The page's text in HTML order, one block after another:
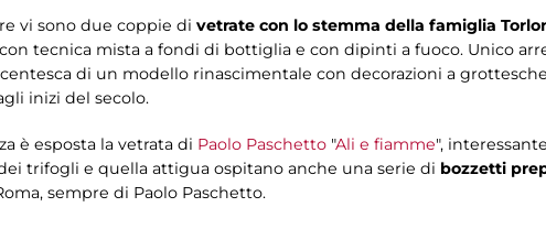
vi sono due coppie di vetrate con lo stemma della famiglia
tecnica mista a fondi di bottiglia e con dipinti a fuoco. Unico
di un modello rinascimentale con decorazioni a
inizi del secolo.
è esposta la vetrata di Paolo Paschetto "Ali e fiamme",
trifogli e quella attigua ospitano anche una serie di bozzetti
sempre di Paolo Paschetto.